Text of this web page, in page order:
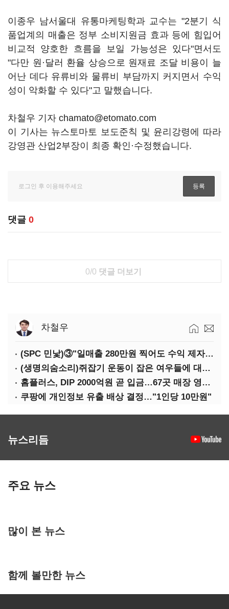
이종우 남서울대 유통마케팅학과 교수는 "2분기 식
품업계의 매출은 정부 소비지원금 효과 등에 힘입어
비교적 양호한 흐름을 보일 가능성은 있다"면서도
"다만 원·달러 환율 상승으로 원재료 조달 비용이 늘
어난 데다 유류비와 물류비 부담까지 커지면서 수익
성이 악화할 수 있다"고 말했습니다.
차철우 기자 chamato@etomato.com
이 기사는 뉴스토마토 보도준칙 및 윤리강령에 따라
강영관 산업2부장이 최종 확인·수정했습니다.
댓글 0
0/0 댓글 더보기
차철우
(SPC 민낯)③"일매출 280만원 찍어도 수익 제자리"…점주 울리는 '상시 할인'
(생명의숨소리)쥐잡기 운동이 잡은 여우들에 대하여
홈플러스, DIP 2000억원 곧 입금…67곳 매장 영업 재개 예정
쿠팡에 개인정보 유출 배상 결정…"1인당 10만원"
뉴스리듬
주요 뉴스
많이 본 뉴스
함께 볼만한 뉴스